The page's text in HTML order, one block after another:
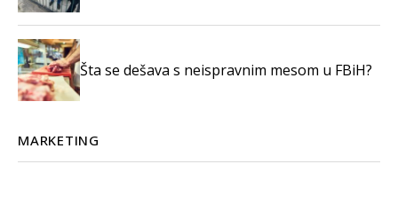
Šta se dešava s neispravnim mesom u FBiH?
MARKETING